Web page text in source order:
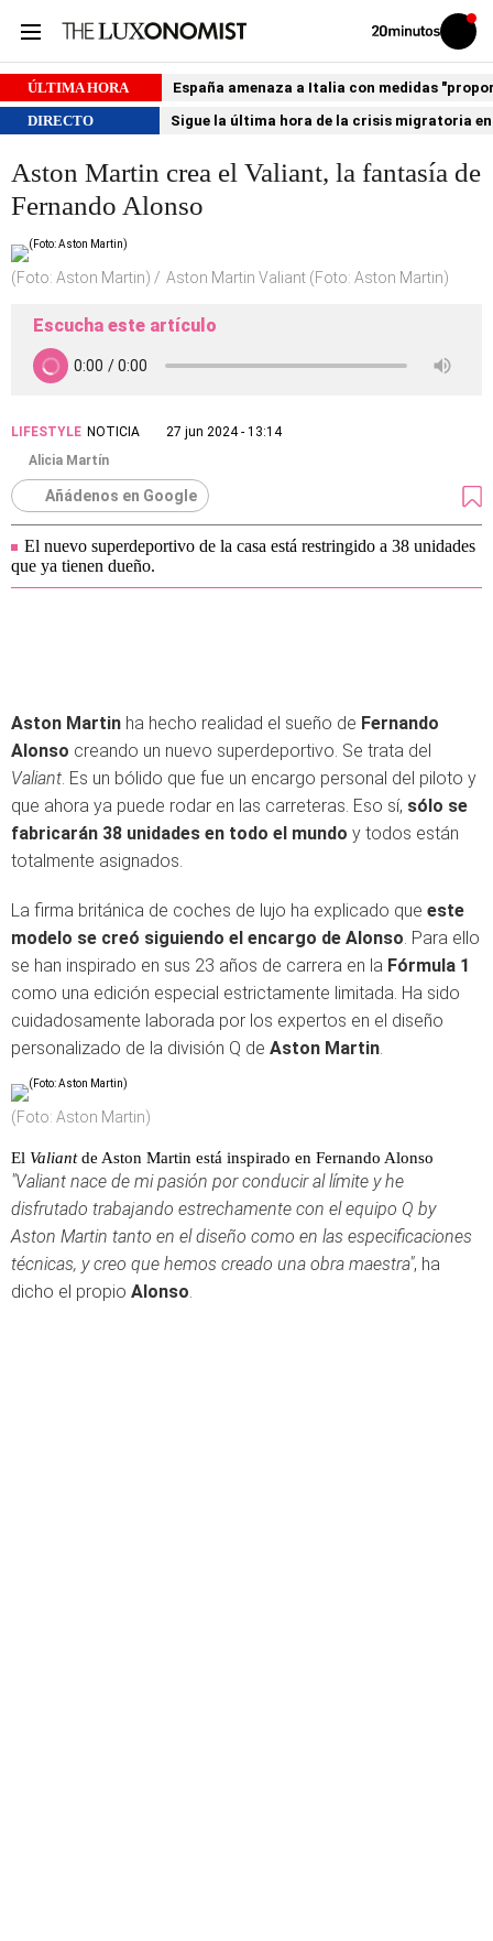
Volver
Iniciar
sesión
ÚLTIMA HORA
España amenaza a Italia con medidas
DIRECTO
Sigue la última hora de la crisis migratoria
Aston Martin crea el Valiant, la fantasía de
Fernando Alonso
(Foto: Aston Martin) Aston Martin Valiant (Foto: Aston Martin)
Escucha este artículo
LIFESTYLE NOTICIA
27 jun 2024 - 13:14
Alicia Martín
Añádenos en Google
El nuevo superdeportivo de la casa está restringido a 38 unidades
que ya tienen dueño.
Aston Martin ha hecho realidad el sueño de Fernando
Alonso creando un nuevo superdeportivo. Se trata del
Valiant. Es un bólido que fue un encargo personal del piloto y
que ahora ya puede rodar en las carreteras. Eso sí, sólo se
fabricarán 38 unidades en todo el mundo y todos están
totalmente asignados.
La firma británica de coches de lujo ha explicado que este
modelo se creó siguiendo el encargo de Alonso. Para ello
se han inspirado en sus 23 años de carrera en la Fórmula 1
como una edición especial estrictamente limitada. Ha sido
cuidadosamente laborada por los expertos en el diseño
personalizado de la división Q de Aston Martin.
(Foto: Aston Martin)
El Valiantde Aston Martin está inspirado en Fernando Alonso
"Valiant nace de mi pasión por conducir al límite y he
disfrutado trabajando estrechamente con el equipo Q by
Aston Martin tanto en el diseño como en las especificaciones
técnicas, y creo que hemos creado una obra maestra", ha
dicho el propio Alonso.